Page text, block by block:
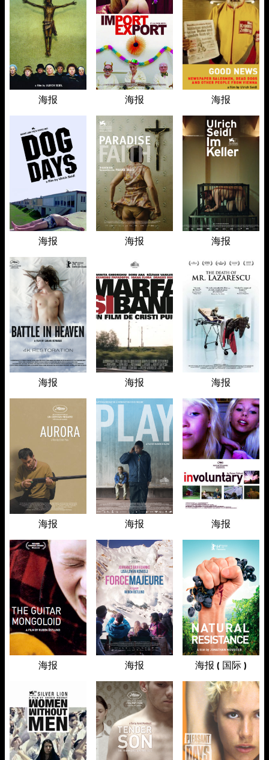
海报 海报 海报
海报 海报 海报
海报 海报 海报
海报 海报 海报
海报 海报 海报 ( 国际 )